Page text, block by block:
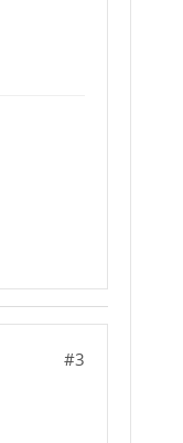
#3